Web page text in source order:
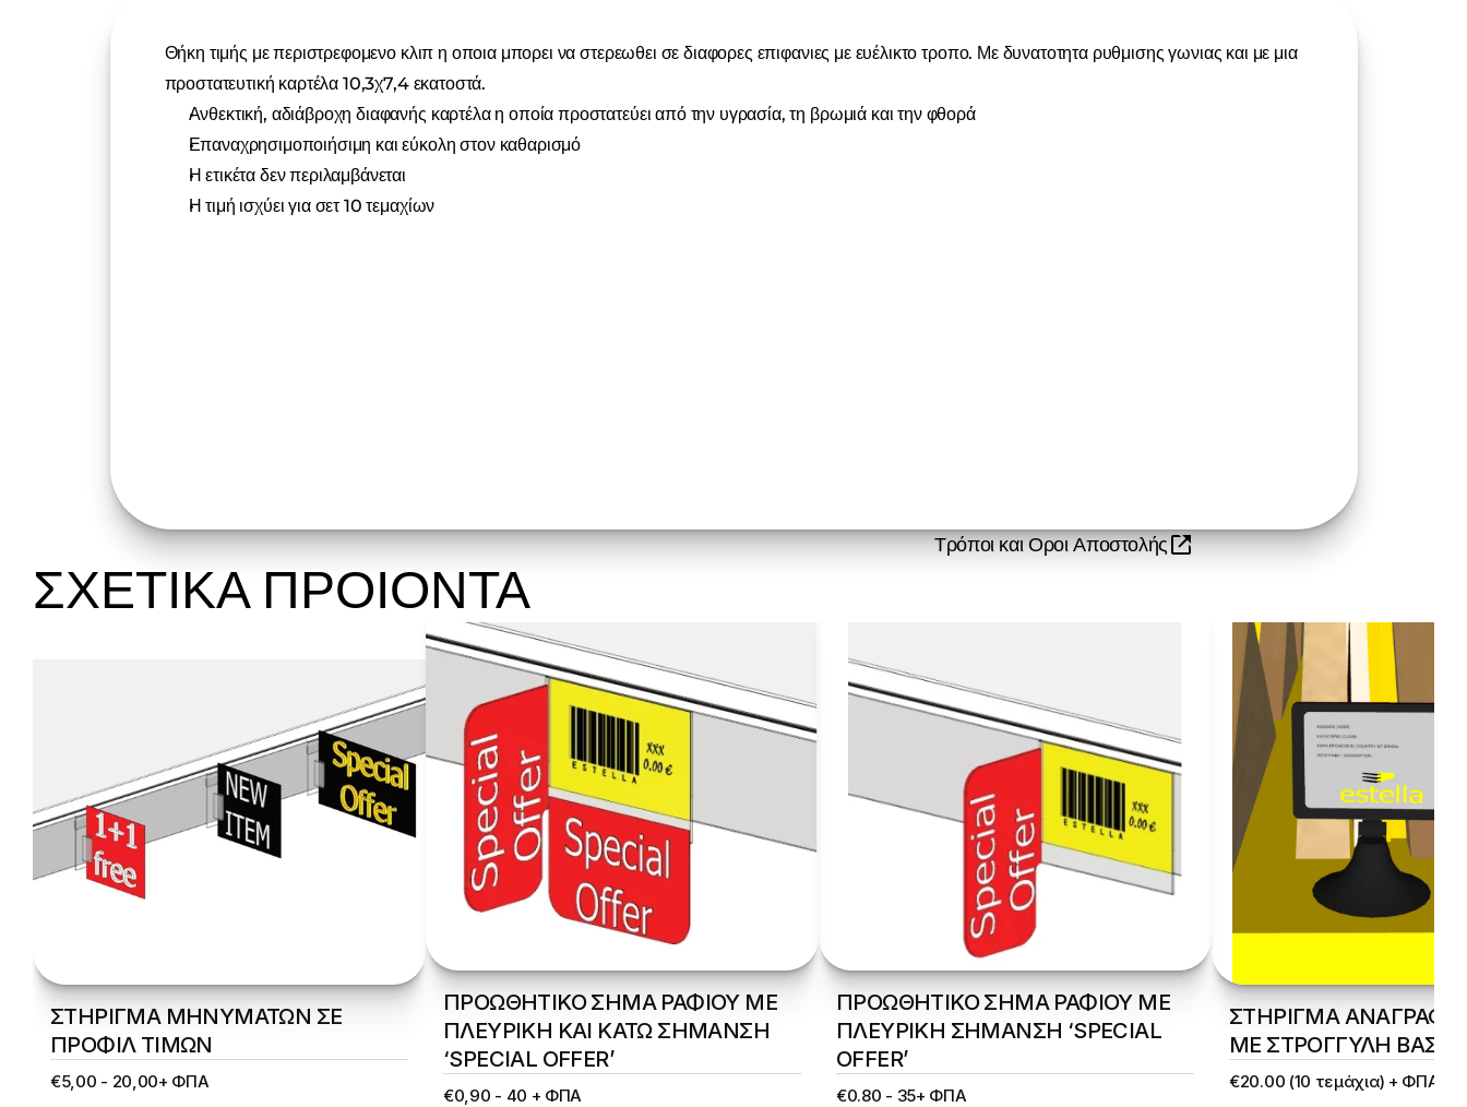
Θήκη τιμής με περιστρεφομενο κλιπ η οποια μπορει να στερεωθει σε διαφορες επιφανιες με ευέλικτο τροπο. Με δυνατοτητα ρυθμισης γωνιας και με μια
προστατευτική καρτέλα 10,3χ7,4 εκατοστά.
Ανθεκτική, αδιάβροχη διαφανής καρτέλα η οποία προστατεύει από την υγρασία, τη βρωμιά και την φθορά
Επαναχρησιμοποιήσιμη και εύκολη στον καθαρισμό
Η ετικέτα δεν περιλαμβάνεται
Η τιμή ισχύει για σετ 10 τεμαχίων
Τρόποι και Οροι Αποστολής
ΣΧΕΤΙΚΑ ΠΡΟΙΟΝΤΑ
ΣΤΗΡΙΓΜΑ ΜΗΝΥΜΑΤΩΝ ΣΕ
ΠΡΟΦΙΛ ΤΙΜΩΝ
€5,00 - 20,00+ ΦΠΑ
ΠΡΟΩΘΗΤΙΚΟ ΣΗΜΑ ΡΑΦΙΟΥ ΜΕ
ΠΛΕΥΡΙΚΗ ΚΑΙ ΚΑΤΩ ΣΗΜΑΝΣΗ
‘SPECIAL OFFER’
€0,90 - 40 + ΦΠΑ
ΠΡΟΩΘΗΤΙΚΟ ΣΗΜΑ ΡΑΦΙΟΥ ΜΕ
ΠΛΕΥΡΙΚΗ ΣΗΜΑΝΣΗ ‘SPECIAL
OFFER’
€0.80 - 35+ ΦΠΑ
ΣΤΗΡΙΓΜΑ
ΜΕ ΣΤΡΟΓΓΥΛΗ ΒΑΣΗ
€20.00 (10 τεμάχια) + ΦΠΑ